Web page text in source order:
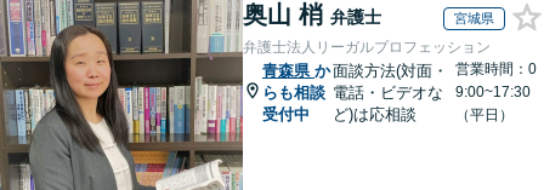
奥山 梢 弁護士 宮城県
弁護士法人リーガルプロフェッション
青森県 か
らも相談
受付中
面談方法(対面・
電話・ビデオな
ど)は応相談
営業時間：0
9:00~17:30
（平日）